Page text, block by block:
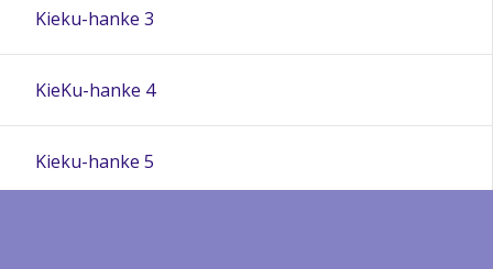
Kieku-hanke 3
KieKu-hanke 4
Kieku-hanke 5